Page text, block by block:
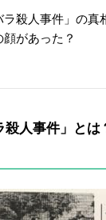
ラ殺人事件」の
があった？
殺人事件」と